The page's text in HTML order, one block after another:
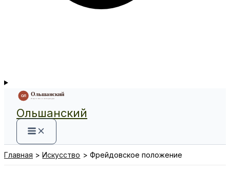
Ольшанский
Главная Искусство Фрейдовское положение